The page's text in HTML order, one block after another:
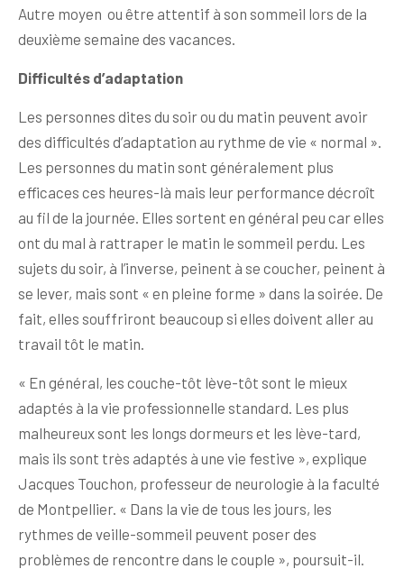
Autre moyen ou être attentif à son sommeil lors de la
deuxième semaine des vacances.
Difficultés d’adaptation
Les personnes dites du soir ou du matin peuvent avoir
des difficultés d’adaptation au rythme de vie « normal ».
Les personnes du matin sont généralement plus
efficaces ces heures-là mais leur performance décroît
au fil de la journée. Elles sortent en général peu car elles
ont du mal à rattraper le matin le sommeil perdu. Les
sujets du soir, à l’inverse, peinent à se coucher, peinent à
se lever, mais sont « en pleine forme » dans la soirée. De
fait, elles souffriront beaucoup si elles doivent aller au
travail tôt le matin.
« En général, les couche-tôt lève-tôt sont le mieux
adaptés à la vie professionnelle standard. Les plus
malheureux sont les longs dormeurs et les lève-tard,
mais ils sont très adaptés à une vie festive », explique
Jacques Touchon, professeur de neurologie à la faculté
de Montpellier. « Dans la vie de tous les jours, les
rythmes de veille-sommeil peuvent poser des
problèmes de rencontre dans le couple », poursuit-il.